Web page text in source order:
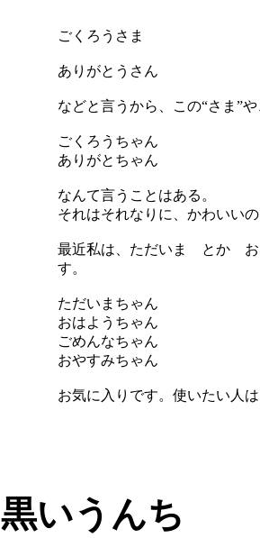
ごくろうさま
ありがとうさん
などと言うから、この“さま”
ごくろうちゃん
ありがとちゃん
なんて言うことはある。
それはそれなりに、かわいい
最近私は、ただいま とか
す。
ただいまちゃん
おはようちゃん
ごめんなちゃん
おやすみちゃん
お気に入りです。使いたい人
黒いう